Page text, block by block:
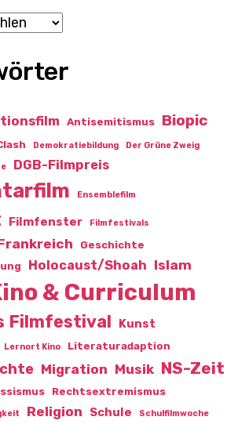
Antisemitismus Biopic
Demokratiebildung Der Grüne Zweig
DGB-Filmpreis
Ensemblefilm
Filmfenster Filmfestivals
Geschichte
Holocaust/Shoah Islam
& Curriculum
Filmfestival Kunst
Lernort Kino Literaturadaption
Migration Musik NS-Zeit
Rechtsextremismus
Religion Schule Schulfilmwoche